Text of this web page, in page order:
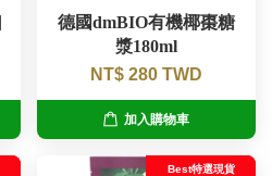
德國dmBIO有機椰棗糖
漿180ml
NT$ 280 TWD
加入購物車
Best特選現貨